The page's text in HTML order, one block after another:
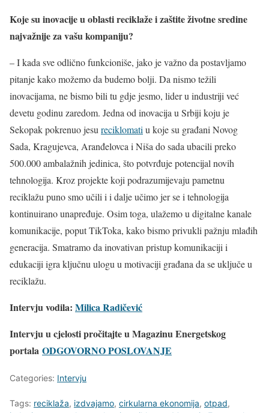
Koje su inovacije u oblasti reciklaže i zaštite životne sredine
najvažnije za vašu kompaniju?
– I kada sve odlično funkcioniše, jako je važno da postavljamo
pitanje kako možemo da budemo bolji. Da nismo težili
inovacijama, ne bismo bili tu gdje jesmo, lider u industriji već
devetu godinu zaredom. Jedna od inovacija u Srbiji koju je
Sekopak pokrenuo jesureciklomatiu koje su građani Novog
Sada, Kragujevca, Aranđelovca i Niša do sada ubacili preko
500.000 ambalažnih jedinica, što potvrđuje potencijal novih
tehnologija. Kroz projekte koji podrazumijevaju pametnu
reciklažu puno smo učili i i dalje učimo jer se i tehnologija
kontinuirano unapređuje. Osim toga, ulažemo u digitalne kanale
komunikacije, poput TikToka, kako bismo privukli pažnju mlađih
generacija. Smatramo da inovativan pristup komunikaciji i
edukaciji igra ključnu ulogu u motivaciji građana da se uključe u
reciklažu.
Intervju vodila: Milica Radičević
Intervju u cjelosti pročitajte uMagazinu Energetskog
portala ODGOVORNO POSLOVANJE
Categories: Intervju
Tags: reciklaža, izdvajamo, cirkularna ekonomija, otpad,